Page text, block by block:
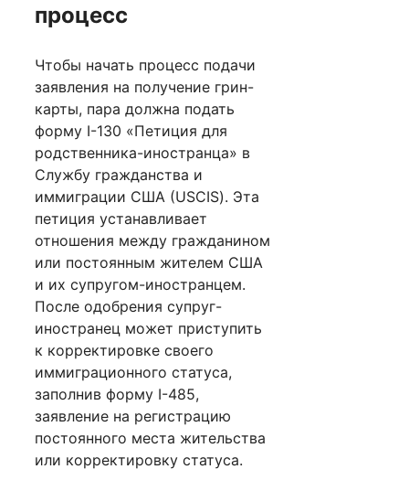
процесс
Чтобы начать процесс подачи
заявления на получение грин-
карты, пара должна подать
форму I-130 «Петиция для
родственника-иностранца» в
Службу гражданства и
иммиграции США (USCIS). Эта
петиция устанавливает
отношения между гражданином
или постоянным жителем США
и их супругом-иностранцем.
После одобрения супруг-
иностранец может приступить
к корректировке своего
иммиграционного статуса,
заполнив форму I-485,
заявление на регистрацию
постоянного места жительства
или корректировку статуса.